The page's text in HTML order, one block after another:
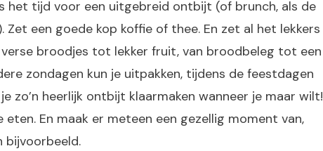
het tijd voor een uitgebreid ontbijt (of brunch, als de
Zet een goede kop koffie of thee. En zet al het lekkers
broodjes tot lekker fruit, van broodbeleg tot een
zondagen kun je uitpakken, tijdens de feestdagen
zo’n heerlijk ontbijt klaarmaken wanneer je maar wilt!
En maak er meteen een gezellig moment van,
bijvoorbeeld.